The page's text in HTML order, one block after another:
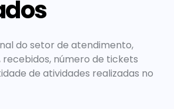
do setor de atendimento,
número de tickets
de atividades realizadas no